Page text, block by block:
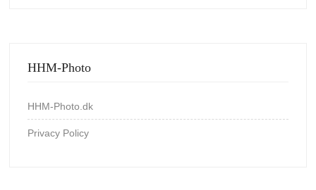
HHM-Photo
HHM-Photo.dk
Privacy Policy